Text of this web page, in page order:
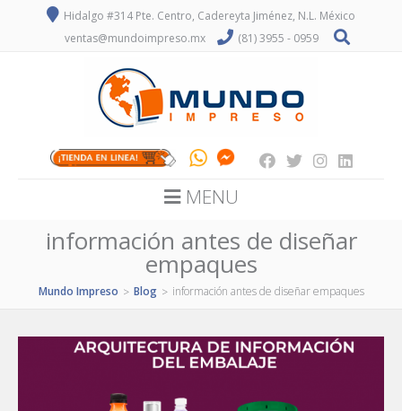
Hidalgo #314 Pte. Centro, Cadereyta Jiménez, N.L. México
ventas@mundoimpreso.mx
(81) 3955 - 0959
MENU
información antes de diseñar
empaques
Mundo Impreso > Blog > información antes de diseñar empaques